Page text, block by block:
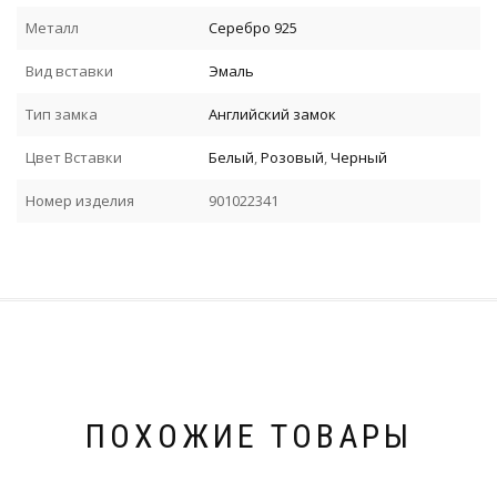
Металл Серебро 925
Вид вставки Эмаль
Тип замка Английский замок
Цвет Вставки Белый,Розовый,Черный
Номер изделия 901022341
ПОХОЖИЕ ТОВАРЫ